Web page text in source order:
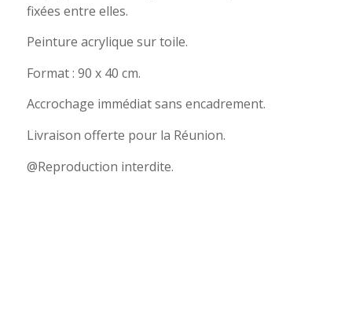
fixées entre elles.
Peinture acrylique sur toile.
Format : 90 x 40 cm.
Accrochage immédiat sans encadrement.
Livraison offerte pour la Réunion.
@Reproduction interdite.